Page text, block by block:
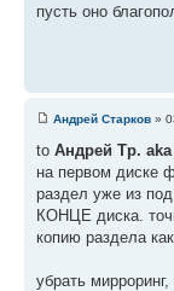
пусть оно
Андрей Старков »
to Андрей Тр. aka
на первом диске
раздел уже из
КОНЦЕ диска.
копию раздела
убрать